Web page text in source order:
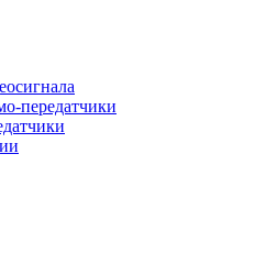
передатчики